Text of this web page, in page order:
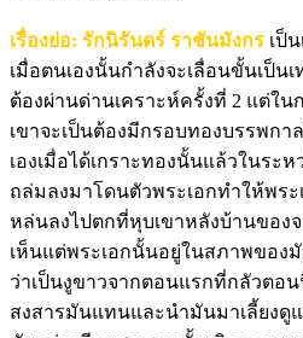
เรื่องย่อ: รักนิรันดร์ ราชันมังกร เป็
เมื่อตนเองนั้นกำลังจะเลื่อนขั้นเป็น
ต้องผ่านด่านเคราะห์ครั้งที่ 2 แต่ใ
เขาจะเป็นต้องมีกรอบทองบรรพก
เองเมื่อได้เกราะทองนั้นแล้วในระ
ถล่มลงมาโดนตัวพระเอกทำให้พร
หล่นลงไปตกที่หุบเขาหลังบ้านของ
เห็นแต่พระเอกนั้นอยู่ในสภาพของมั
ว่าเป็นงูขาวจากตอนแรกที่กลัวตอ
สงสารมันแทนและนำมันมาเลี้ยงดู